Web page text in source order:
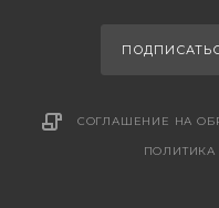
СОГЛАШЕНИЕ НА